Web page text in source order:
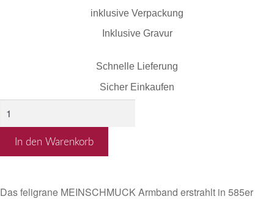
inklusive Verpackung
Inklusive Gravur
Schnelle Lieferung
Sicher Einkaufen
aus
Weißgold
In den Warenkorb
Das feligrane MEINSCHMUCK Armband erstrahlt in 585er